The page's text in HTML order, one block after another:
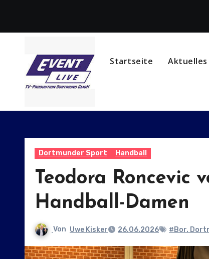
springen
Startseite Aktuelles
Dortmunder Sport Handball
Teodora Roncevic
Handball-Damen
Von Uwe Kisker 26.06.2026 #Bor.